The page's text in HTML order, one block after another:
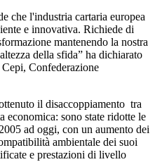
che l'industria cartaria europea
e innovativa. Richiede di
mantenendo la nostra
della sfida” ha dichiarato
Confederazione
il disaccoppiamento tra
economica: sono state ridotte le
ad oggi, con un aumento dei
ambientale dei suoi
e prestazioni di livello